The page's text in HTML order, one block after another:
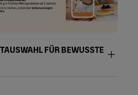
FÜR BEWUSSTE